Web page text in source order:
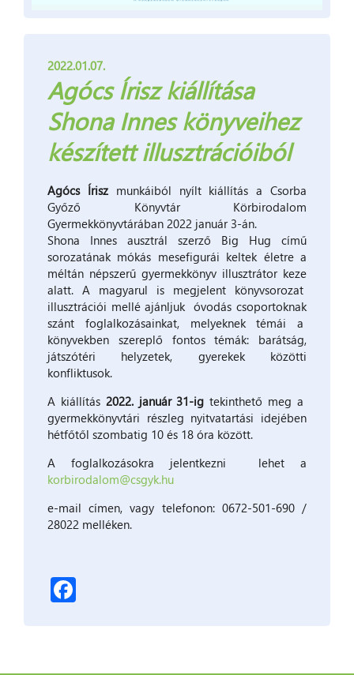
2022.01.07.
Agócs Írisz kiállítása
Shona Innes könyveihez
készített illusztrációiból
Agócs Íriszmunkáiból nyílt kiállítás a Csorba
Győző Könyvtár Körbirodalom
Gyermekkönyvtárában 2022 január 3-án.
Shona Innes ausztrál szerző Big Hug című
sorozatának mókás mesefigurái keltek életre a
méltán népszerű gyermekkönyv illusztrátor keze
alatt. A magyarul is megjelent könyvsorozat
illusztrációi mellé ajánljuk óvodás csoportoknak
szánt foglalkozásainkat, melyeknek témái a
könyvekben szereplő fontos témák: barátság,
játszótéri helyzetek, gyerekek közötti
konfliktusok.
A kiállítás 2022. január 31-igtekinthető meg a
gyermekkönyvtári részleg nyitvatartási idejében
hétfőtől szombatig 10 és 18 óra között.
A foglalkozásokra jelentkezni lehet a
korbirodalom@csgyk.hu
e-mail címen, vagy telefonon: 0672-501-690 /
28022 melléken.